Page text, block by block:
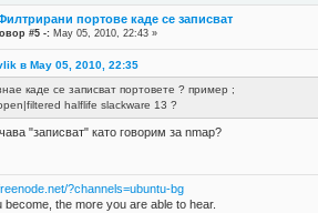
портове каде се записват
#5 -: May 05, 2010, 22:43 »
в May 05, 2010, 22:35
каде се записват портовете ? пример ;
halflife slackware 13 ?
"записват" като говорим за nmap?
?channels=ubuntu-bg
become, the more you are able to hear.